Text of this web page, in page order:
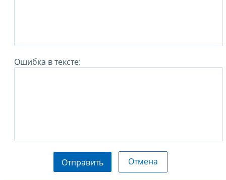
Ошибка в тексте:
Отправить Отмена